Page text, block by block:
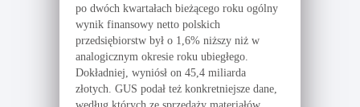
po dwóch kwartałach bieżącego roku ogólny
wynik finansowy netto polskich
przedsiębiorstw był o 1,6% niższy niż w
analogicznym okresie roku ubiegłego.
Dokładniej, wyniósł on 45,4 miliarda
złotych. GUS podał też konkretniejsze dane,